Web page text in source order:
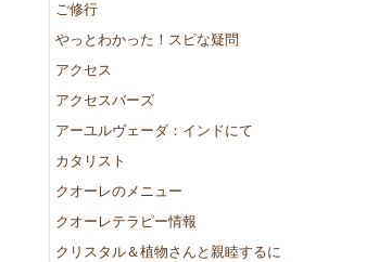
ご修行
やっとわかった！スピな疑問
アクセス
アクセスバーズ
アーユルヴェーダ：インドにて
カタリスト
クオーレのメニュー
クオーレテラピー情報
クリスタル＆植物さんと親睦するに